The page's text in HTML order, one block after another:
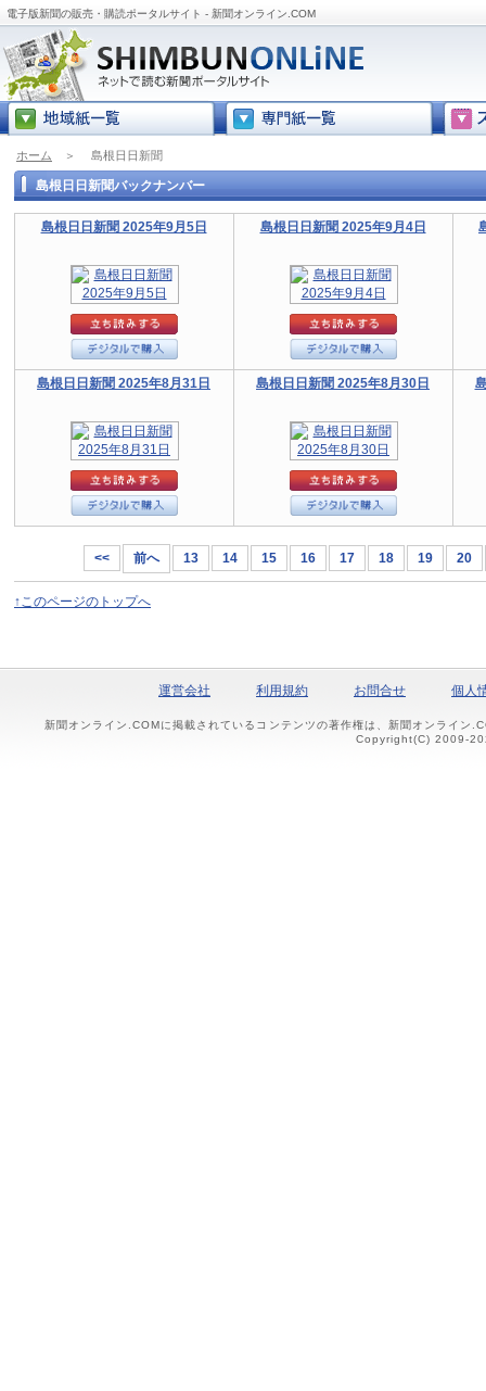
電子版新聞の販売・購読ポータルサイト - 新聞オンライン.COM
ホーム ＞ 島根日日新聞
島根日日新聞バックナンバー
島根日日新聞 2025年9月5日 島根日日新聞 2025年9月4日
島根日日新聞 2025年8月31日 島根日日新聞 2025年8月30日
<< 前へ 13 14 15 16 17 18 19 20
↑このページのトップへ
運営会社 利用規約 お問合せ 個人
新聞オンライン.COMに掲載されているコンテンツの著作権は、新聞オンライン
Copyright(C) 2009-